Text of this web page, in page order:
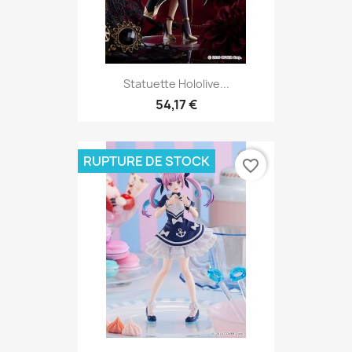
Statuette Hololive...
54,17 €
RUPTURE DE STOCK favorite_border